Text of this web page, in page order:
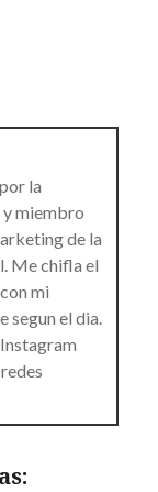
la
miembro
de la
Me chifla el
mi
segun el dia.